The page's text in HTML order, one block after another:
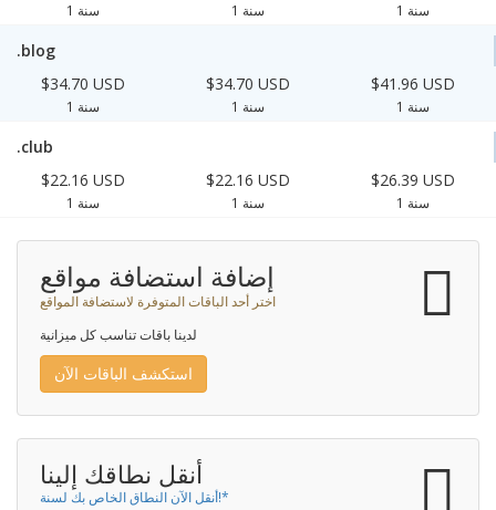
1 سنة 1 سنة 1 سنة
.blog
$34.70 USD
1 سنة
$34.70 USD
1 سنة
$41.96 USD
1 سنة
.club
$22.16 USD
1 سنة
$22.16 USD
1 سنة
$26.39 USD
1 سنة
إضافة استضافة مواقع
اختر أحد الباقات المتوفرة لاستضافة المواقع
لدينا باقات تناسب كل ميزانية
استكشف الباقات الآن
أنقل نطاقك إلينا
أنقل الآن النطاق الخاص بك لسنة!*